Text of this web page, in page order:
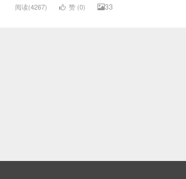
阅读(4267) 赞 (0) 33